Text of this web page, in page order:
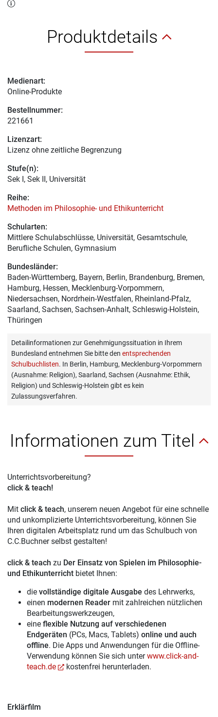
Produktdetails
Medienart:
Online-Produkte
Bestellnummer:
221661
Lizenzart:
Lizenz ohne zeitliche Begrenzung
Stufe(n):
Sek I, Sek II, Universität
Reihe:
Methoden im Philosophie- und Ethikunterricht
Schularten:
Mittlere Schulabschlüsse, Universität, Gesamtschule,
Berufliche Schulen, Gymnasium
Bundesländer:
Baden-Württemberg, Bayern, Berlin, Brandenburg, Bremen,
Hamburg, Hessen, Mecklenburg-Vorpommern,
Niedersachsen, Nordrhein-Westfalen, Rheinland-Pfalz,
Saarland, Sachsen, Sachsen-Anhalt, Schleswig-Holstein,
Thüringen
Detailinformationen zur Genehmigungssituation in Ihrem
Bundesland entnehmen Sie bitte den entsprechenden
Schulbuchlisten. In Berlin, Hamburg, Mecklenburg-Vorpommern
(Ausnahme: Religion), Saarland, Sachsen (Ausnahme: Ethik,
Religion) und Schleswig-Holstein gibt es kein
Zulassungsverfahren.
Informationen zum Titel
Unterrichtsvorbereitung?
click & teach!
Mit click & teach, unserem neuen Angebot für eine schnelle
und unkomplizierte Unterrichtsvorbereitung, können Sie
Ihren digitalen Arbeitsplatz rund um das Schulbuch von
C.C.Buchner selbst gestalten!
click & teach zu Der Einsatz von Spielen im Philosophie-
und Ethikunterricht bietet Ihnen:
die vollständige digitale Ausgabe des Lehrwerks,
einen modernen Reader mit zahlreichen nützlichen
Bearbeitungswerkzeugen,
eine flexible Nutzung auf verschiedenen
Endgeräten (PCs, Macs, Tablets) online und auch
offline. Die Apps und Anwendungen für die Offline-
Verwendung können Sie sich unterwww.click-and-
teach.de
kostenfrei herunterladen.
Erklärfilm